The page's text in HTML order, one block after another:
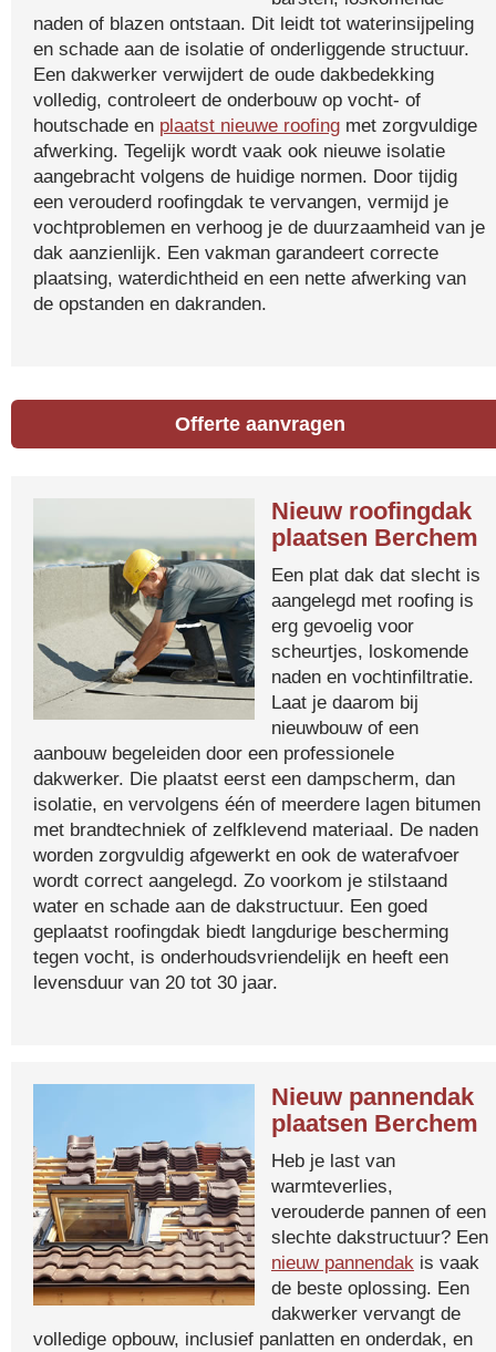
naden of blazen ontstaan. Dit leidt tot waterinsijpeling
en schade aan de isolatie of onderliggende structuur.
Een dakwerker verwijdert de oude dakbedekking
volledig, controleert de onderbouw op vocht- of
houtschade en plaatst nieuwe roofing met zorgvuldige
afwerking. Tegelijk wordt vaak ook nieuwe isolatie
aangebracht volgens de huidige normen. Door tijdig
een verouderd roofingdak te vervangen, vermijd je
vochtproblemen en verhoog je de duurzaamheid van je
dak aanzienlijk. Een vakman garandeert correcte
plaatsing, waterdichtheid en een nette afwerking van
de opstanden en dakranden.
Offerte aanvragen
Nieuw roofingdak
plaatsen Berchem
Een plat dak dat slecht is
aangelegd met roofing is
erg gevoelig voor
scheurtjes, loskomende
naden en vochtinfiltratie.
Laat je daarom bij
nieuwbouw of een
aanbouw begeleiden door een professionele
dakwerker. Die plaatst eerst een dampscherm, dan
isolatie, en vervolgens één of meerdere lagen bitumen
met brandtechniek of zelfklevend materiaal. De naden
worden zorgvuldig afgewerkt en ook de waterafvoer
wordt correct aangelegd. Zo voorkom je stilstaand
water en schade aan de dakstructuur. Een goed
geplaatst roofingdak biedt langdurige bescherming
tegen vocht, is onderhoudsvriendelijk en heeft een
levensduur van 20 tot 30 jaar.
Nieuw pannendak
plaatsen Berchem
Heb je last van
warmteverlies,
verouderde pannen of een
slechte dakstructuur? Een
nieuw pannendak is vaak
de beste oplossing. Een
dakwerker vervangt de
volledige opbouw, inclusief panlatten en onderdak, en